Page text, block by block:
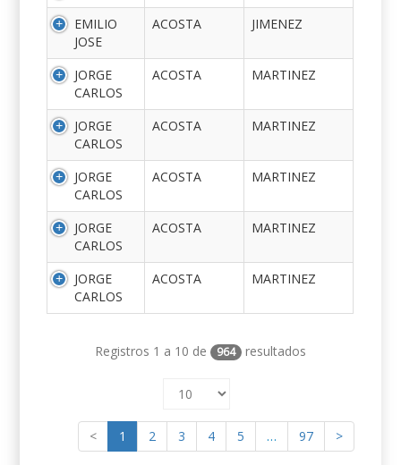
EMILIO
JOSE
ACOSTA JIMENEZ
JORGE
CARLOS
ACOSTA MARTINEZ
JORGE
CARLOS
ACOSTA MARTINEZ
JORGE
CARLOS
ACOSTA MARTINEZ
JORGE
CARLOS
ACOSTA MARTINEZ
JORGE
CARLOS
ACOSTA MARTINEZ
Registros 1 a 10 de 964 resultados
< 1 2 3 4 5 … 97 >